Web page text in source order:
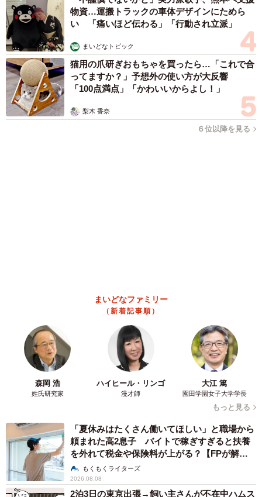
赤ちゃんが気になる？ひょっこり顔を出す2匹
の猫の愛らしさに悶絶…！ 「こんなかわいい
構図あります？」「ベストショットすぎる！」
梨木 香奈
2026.08.08
まいどなニュースエンタメ部
あのちゃん、雨の日のショーパン姿に「雨が似
合う」「脚めっちゃきれい！」「水も滴る良い
アーティスト」 幻想的な近影が話題
2026.08.07
【漫画】周囲の目を気にせず遊べる！洗濯物も
干せる！最近人気の戸建ての「中庭」 ところ
が…実際住んでみて分かった後悔ポイント
中瀬 えみ
2026.08.07
難聴のお姉ちゃんに5歳の妹が手話通訳 互い
に支え合う家族の日常に反響「妹ちゃん、頼も
しい」「かわいい通訳さん」